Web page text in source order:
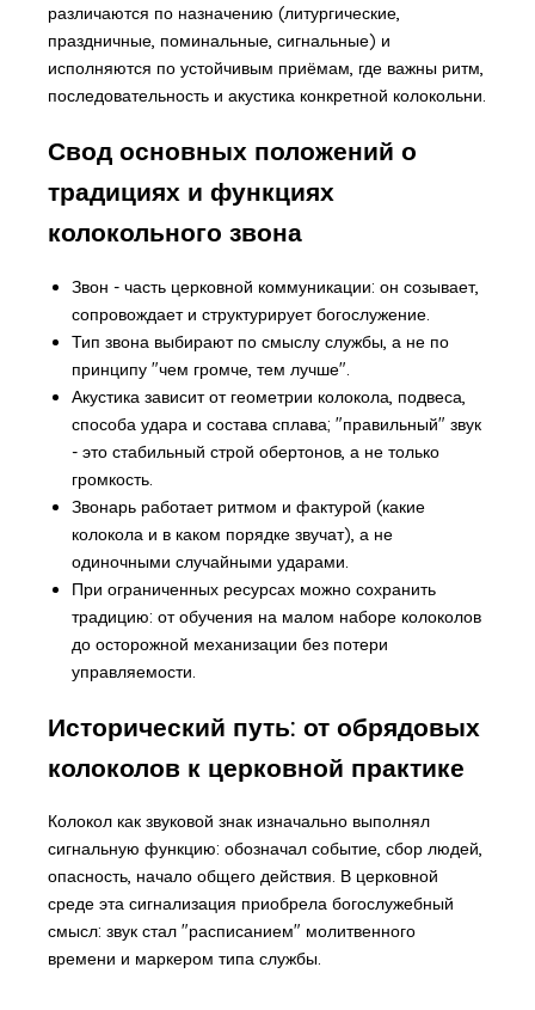
различаются по назначению (литургические,
праздничные, поминальные, сигнальные) и
исполняются по устойчивым приёмам, где важны ритм,
последовательность и акустика конкретной колокольни.
Свод основных положений о
традициях и функциях
колокольного звона
Звон - часть церковной коммуникации: он созывает,
сопровождает и структурирует богослужение.
Тип звона выбирают по смыслу службы, а не по
принципу "чем громче, тем лучше".
Акустика зависит от геометрии колокола, подвеса,
способа удара и состава сплава; "правильный" звук
- это стабильный строй обертонов, а не только
громкость.
Звонарь работает ритмом и фактурой (какие
колокола и в каком порядке звучат), а не
одиночными случайными ударами.
При ограниченных ресурсах можно сохранить
традицию: от обучения на малом наборе колоколов
до осторожной механизации без потери
управляемости.
Исторический путь: от обрядовых
колоколов к церковной практике
Колокол как звуковой знак изначально выполнял
сигнальную функцию: обозначал событие, сбор людей,
опасность, начало общего действия. В церковной
среде эта сигнализация приобрела богослужебный
смысл: звук стал "расписанием" молитвенного
времени и маркером типа службы.